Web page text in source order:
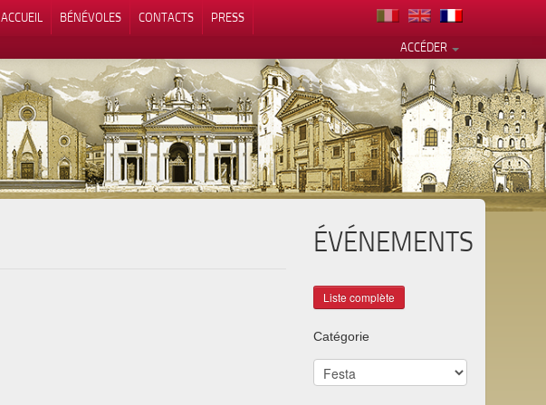
ACCUEIL BÉNÉVOLES CONTACTS
PRESS
ACCÉDER
ÉVÉNEMENTS
Catégorie